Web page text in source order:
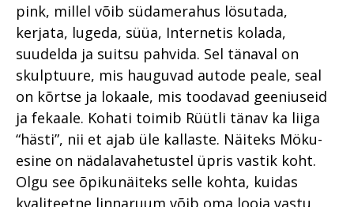
pink, millel võib südamerahus lösutada,
kerjata, lugeda, süüa, Internetis kolada,
suudelda ja suitsu pahvida. Sel tänaval on
skulptuure, mis hauguvad autode peale, seal
on kõrtse ja lokaale, mis toodavad geeniuseid
ja fekaale. Kohati toimib Rüütli tänav ka liiga
“hästi”, nii et ajab üle kallaste. Näiteks Möku-
esine on nädalavahetustel üpris vastik koht.
Olgu see õpikunäiteks selle kohta, kuidas
kvaliteetne linnaruum võib oma looja vastu